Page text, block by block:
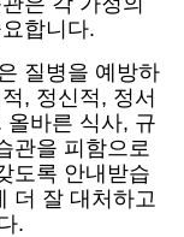
합니다.
질병을 예방하
, 정신적, 정서
올바른 식사, 규
관을 피함으로
도록 안내받습
더 잘 대처하고
.